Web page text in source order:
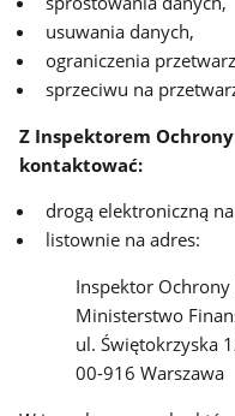
usuwania danych,
ograniczenia
sprzeciwu na
Z Inspektorem
kontaktować:
drogą elektroniczną
listownie na adres:
Inspektor Ochrony
Ministerstwo
ul. Świętokrzyska
00-916 Warszawa